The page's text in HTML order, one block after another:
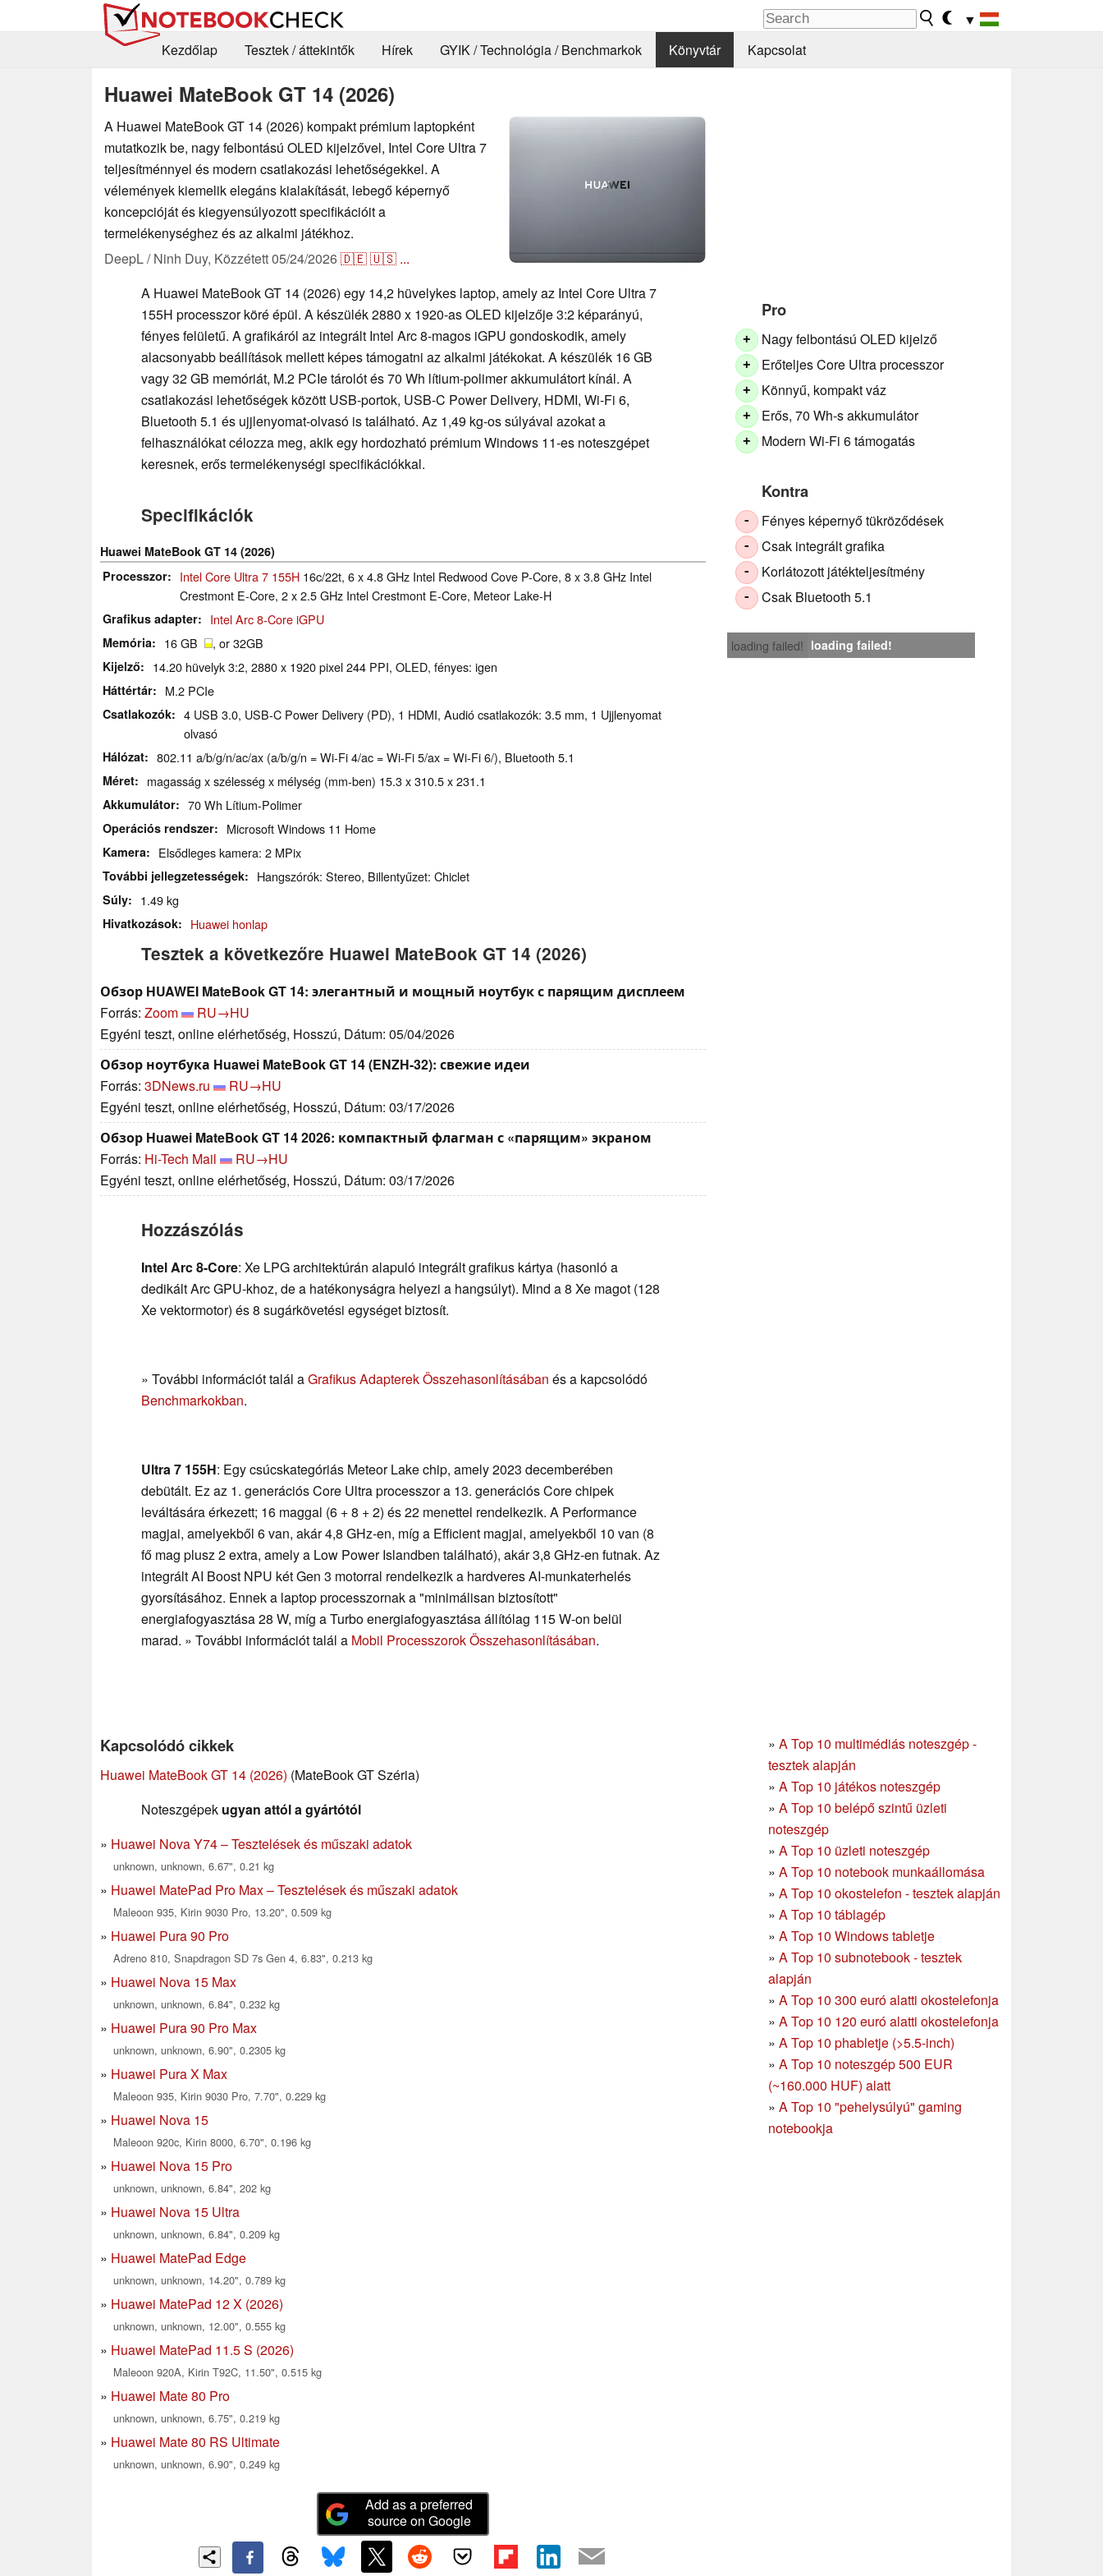
▼
Kezdőlap
Tesztek / áttekintők Hírek GYIK / Technológia / Benchmarkok Könyvtár Kapcsolat
Huawei MateBook GT 14 (2026)
A Huawei MateBook GT 14 (2026) kompakt prémium laptopként
mutatkozik be, nagy felbontású OLED kijelzővel, Intel Core Ultra 7
teljesítménnyel és modern csatlakozási lehetőségekkel. A
vélemények kiemelik elegáns kialakítását, lebegő képernyő
koncepcióját és kiegyensúlyozott specifikációit a
termelékenységhez és az alkalmi játékhoz.
DeepL / Ninh Duy, Közzétett05/24/2026🇩🇪🇺🇸 ...
Pro
+ Nagy felbontású OLED kijelző
+ Erőteljes Core Ultra processzor
+ Könnyű, kompakt váz
+ Erős, 70 Wh-s akkumulátor
+ Modern Wi-Fi 6 támogatás
Kontra
- Fényes képernyő tükröződések
- Csak integrált grafika
- Korlátozott játékteljesítmény
- Csak Bluetooth 5.1
loading failed! loading failed!
A Huawei MateBook GT 14 (2026) egy 14,2 hüvelykes laptop, amely az Intel Core Ultra 7
155H processzor köré épül. A készülék 2880 x 1920-as OLED kijelzője 3:2 képarányú,
fényes felületű. A grafikáról az integrált Intel Arc 8-magos iGPU gondoskodik, amely
alacsonyabb beállítások mellett képes támogatni az alkalmi játékokat. A készülék 16 GB
vagy 32 GB memóriát, M.2 PCIe tárolót és 70 Wh lítium-polimer akkumulátort kínál. A
csatlakozási lehetőségek között USB-portok, USB-C Power Delivery, HDMI, Wi-Fi 6,
Bluetooth 5.1 és ujjlenyomat-olvasó is található. Az 1,49 kg-os súlyával azokat a
felhasználókat célozza meg, akik egy hordozható prémium Windows 11-es noteszgépet
keresnek, erős termelékenységi specifikációkkal.
Specifikációk
Huawei MateBook GT 14 (2026)
Processzor
Intel Core Ultra 7 155H 16c/22t, 6 x 4.8 GHz Intel Redwood Cove P-Core, 8 x 3.8 GHz Intel
Crestmont E-Core, 2 x 2.5 GHz Intel Crestmont E-Core, Meteor Lake-H
Grafikus adapter Intel Arc 8-Core iGPU
Memória 16 GB , or 32GB
Kijelző 14.20 hüvelyk 3:2, 2880 x 1920 pixel 244 PPI, OLED, fényes: igen
Háttértár M.2 PCIe
Csatlakozók
4 USB 3.0, USB-C Power Delivery (PD), 1 HDMI, Audió csatlakozók: 3.5 mm, 1 Ujjlenyomat
olvasó
Hálózat 802.11 a/b/g/n/ac/ax (a/b/g/n = Wi-Fi 4/ac = Wi-Fi 5/ax = Wi-Fi 6/), Bluetooth 5.1
Méret magasság x szélesség x mélység (mm-ben) 15.3 x 310.5 x 231.1
Akkumulátor 70 Wh Lítium-Polimer
Operációs rendszer Microsoft Windows 11 Home
Kamera Elsődleges kamera: 2 MPix
További jellegzetességek Hangszórók: Stereo, Billentyűzet: Chiclet
Súly 1.49 kg
Hivatkozások Huawei honlap
Tesztek a következőre Huawei MateBook GT 14 (2026)
Обзор HUAWEI MateBook GT 14: элегантный и мощный ноутбук с парящим дисплеем
Forrás: Zoom
RU→HU
Egyéni teszt, online elérhetőség, Hosszú, Dátum: 05/04/2026
Обзор ноутбука Huawei MateBook GT 14 (ENZH-32): свежие идеи
Forrás: 3DNews.ru
RU→HU
Egyéni teszt, online elérhetőség, Hosszú, Dátum: 03/17/2026
Обзор Huawei MateBook GT 14 2026: компактный флагман с «парящим» экраном
Forrás: Hi-Tech Mail
RU→HU
Egyéni teszt, online elérhetőség, Hosszú, Dátum: 03/17/2026
Hozzászólás
Intel Arc 8-Core: Xe LPG architektúrán alapuló integrált grafikus kártya (hasonló a
dedikált Arc GPU-khoz, de a hatékonyságra helyezi a hangsúlyt). Mind a 8 Xe magot (128
Xe vektormotor) és 8 sugárkövetési egységet biztosít.
» További információt talál aGrafikus Adapterek Összehasonlításában és a kapcsolódó
Benchmarkokban.
Ultra 7 155H: Egy csúcskategóriás Meteor Lake chip, amely 2023 decemberében
debütált. Ez az 1. generációs Core Ultra processzor a 13. generációs Core chipek
leváltására érkezett; 16 maggal (6 + 8 + 2) és 22 menettel rendelkezik. A Performance
magjai, amelyekből 6 van, akár 4,8 GHz-en, míg a Efficient magjai, amelyekből 10 van (8
fő mag plusz 2 extra, amely a Low Power Islandben található), akár 3,8 GHz-en futnak. Az
integrált AI Boost NPU két Gen 3 motorral rendelkezik a hardveres AI-munkaterhelés
gyorsításához. Ennek a laptop processzornak a "minimálisan biztosított"
energiafogyasztása 28 W, míg a Turbo energiafogyasztása állítólag 115 W-on belül
marad. » További információt talál a Mobil Processzorok Összehasonlításában.
» A Top 10 multimédiás noteszgép -
tesztek alapján
» A Top 10 játékos noteszgép
» A Top 10 belépő szintű üzleti
noteszgép
» A Top 10 üzleti noteszgép
» A Top 10 notebook munkaállomása
» A Top 10 okostelefon - tesztek alapján
» A Top 10 táblagép
» A Top 10 Windows tabletje
» A Top 10 subnotebook - tesztek
alapján
» A Top 10 300 euró alatti okostelefonja
» A Top 10 120 euró alatti okostelefonja
» A Top 10 phabletje (>5.5-inch)
» A Top 10 noteszgép 500 EUR
(~160.000 HUF) alatt
» A Top 10 "pehelysúlyú" gaming
notebookja
Kapcsolódó cikkek
Huawei MateBook GT 14 (2026) (MateBook GT Széria)
Noteszgépek ugyan attól a gyártótól
Huawei Nova Y74 – Tesztelések és műszaki adatok
unknown, unknown, 6.67", 0.21 kg
Huawei MatePad Pro Max – Tesztelések és műszaki adatok
Maleoon 935, Kirin 9030 Pro, 13.20", 0.509 kg
Huawei Pura 90 Pro
Adreno 810, Snapdragon SD 7s Gen 4, 6.83", 0.213 kg
Huawei Nova 15 Max
unknown, unknown, 6.84", 0.232 kg
Huawei Pura 90 Pro Max
unknown, unknown, 6.90", 0.2305 kg
Huawei Pura X Max
Maleoon 935, Kirin 9030 Pro, 7.70", 0.229 kg
Huawei Nova 15
Maleoon 920c, Kirin 8000, 6.70", 0.196 kg
Huawei Nova 15 Pro
unknown, unknown, 6.84", 202 kg
Huawei Nova 15 Ultra
unknown, unknown, 6.84", 0.209 kg
Huawei MatePad Edge
unknown, unknown, 14.20", 0.789 kg
Huawei MatePad 12 X (2026)
unknown, unknown, 12.00", 0.555 kg
Huawei MatePad 11.5 S (2026)
Maleoon 920A, Kirin T92C, 11.50", 0.515 kg
Huawei Mate 80 Pro
unknown, unknown, 6.75", 0.219 kg
Huawei Mate 80 RS Ultimate
unknown, unknown, 6.90", 0.249 kg
Add as a preferred
source on Google